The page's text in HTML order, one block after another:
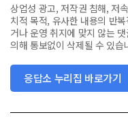
상업성 광고, 저작권 침해, 저
치적 목적, 유사한 내용의 반
거나 운영 취지에 맞지 않는
의해 통보없이 삭제될 수 있습
응답소 누리집 바로가기